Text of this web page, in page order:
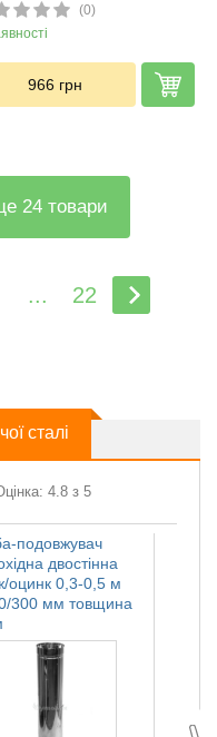
(0)
966 грн
24 товари
... 22
сталі
4.8 з 5
подовжувач
двостінна
оцинк 0,3-0,5 м
300 мм товщина